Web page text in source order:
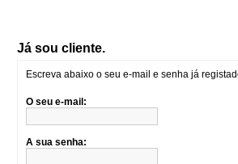
Já sou cliente.
Escreva abaixo o seu e-mail e senha já
O seu e-mail:
A sua senha: